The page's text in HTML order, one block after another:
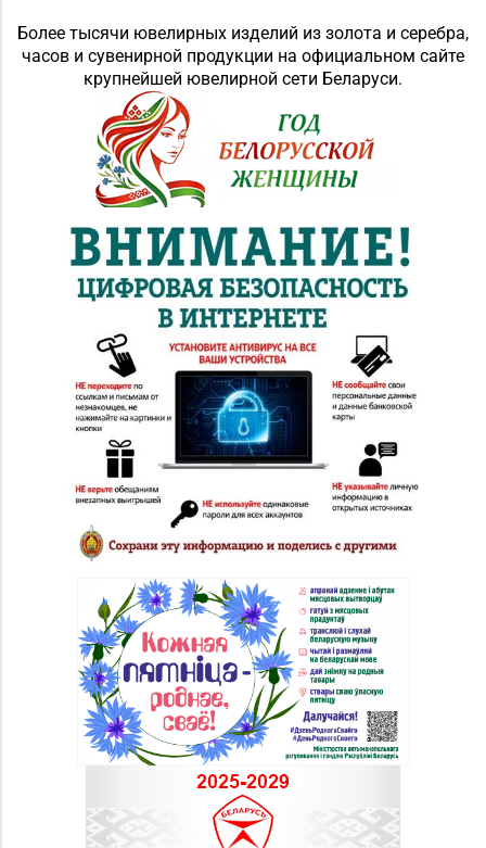
Более тысячи ювелирных изделий из золота и серебра,
часов и сувенирной продукции на официальном сайте
крупнейшей ювелирной сети Беларуси.